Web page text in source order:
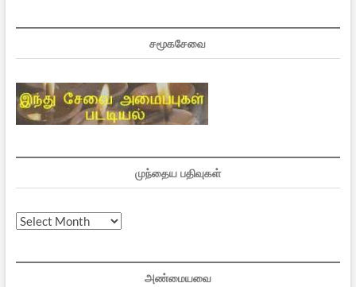
சமூகசேவை
முந்தைய பதிவுகள்
முந்தைய
அண்மையவை